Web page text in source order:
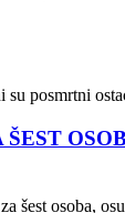
posmrtni
šest osoba,